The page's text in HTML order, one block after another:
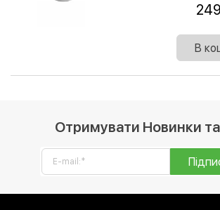
249
В
Отримувати Новинки та